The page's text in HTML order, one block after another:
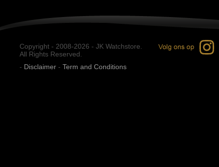
Copyright - 2008-2026 - JK Watchstore.
All Rights Reserved.
- Disclaimer - Term and Conditions